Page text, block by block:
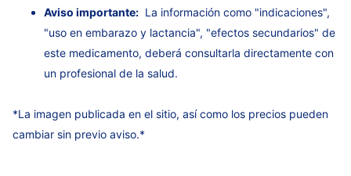
Aviso importante: La información como "indicaciones",
"uso en embarazo y lactancia", "efectos secundarios" de
este medicamento, deberá consultarla directamente con
un profesional de la salud.
*La imagen publicada en el sitio, así como los precios pueden
cambiar sin previo aviso.*